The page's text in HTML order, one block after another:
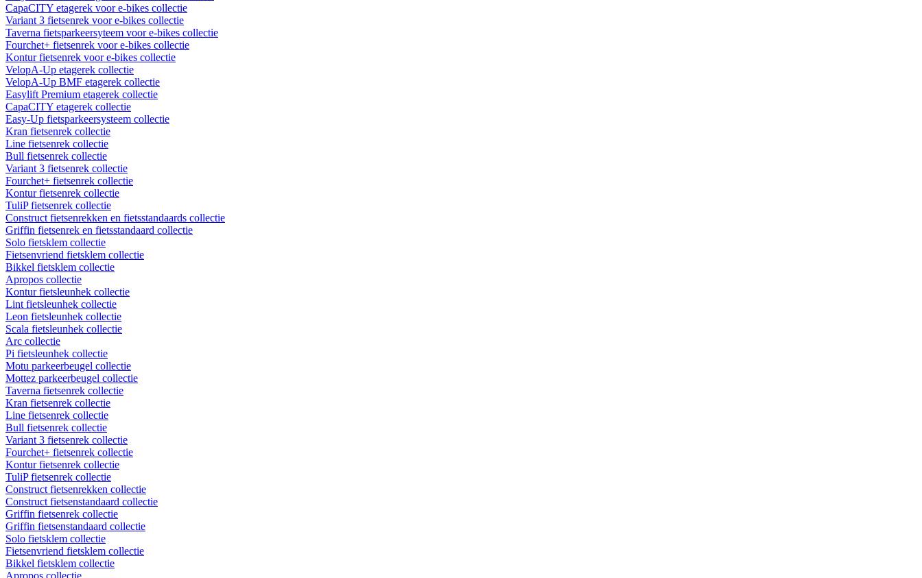
CapaCITY etagerek voor e-bikes collectie
Variant 3 fietsenrek voor e-bikes collectie
Taverna fietsparkeersyteem voor e-bikes collectie
Fourchet+ fietsenrek voor e-bikes collectie
Kontur fietsenrek voor e-bikes collectie
VelopA-Up etagerek collectie
VelopA-Up BMF etagerek collectie
Easylift Premium etagerek collectie
CapaCITY etagerek collectie
Easy-Up fietsparkeersysteem collectie
Kran fietsenrek collectie
Line fietsenrek collectie
Bull fietsenrek collectie
Variant 3 fietsenrek collectie
Fourchet+ fietsenrek collectie
Kontur fietsenrek collectie
TuliP fietsenrek collectie
Construct fietsenrekken en fietsstandaards collectie
Griffin fietsenrek en fietsstandaard collectie
Solo fietsklem collectie
Fietsenvriend fietsklem collectie
Bikkel fietsklem collectie
Apropos collectie
Kontur fietsleunhek collectie
Lint fietsleunhek collectie
Leon fietsleunhek collectie
Scala fietsleunhek collectie
Arc collectie
Pi fietsleunhek collectie
Motu parkeerbeugel collectie
Mottez parkeerbeugel collectie
Taverna fietsenrek collectie
Kran fietsenrek collectie
Line fietsenrek collectie
Bull fietsenrek collectie
Variant 3 fietsenrek collectie
Fourchet+ fietsenrek collectie
Kontur fietsenrek collectie
TuliP fietsenrek collectie
Construct fietsenrekken collectie
Construct fietsenstandaard collectie
Griffin fietsenrek collectie
Griffin fietsenstandaard collectie
Solo fietsklem collectie
Fietsenvriend fietsklem collectie
Bikkel fietsklem collectie
Apropos collectie